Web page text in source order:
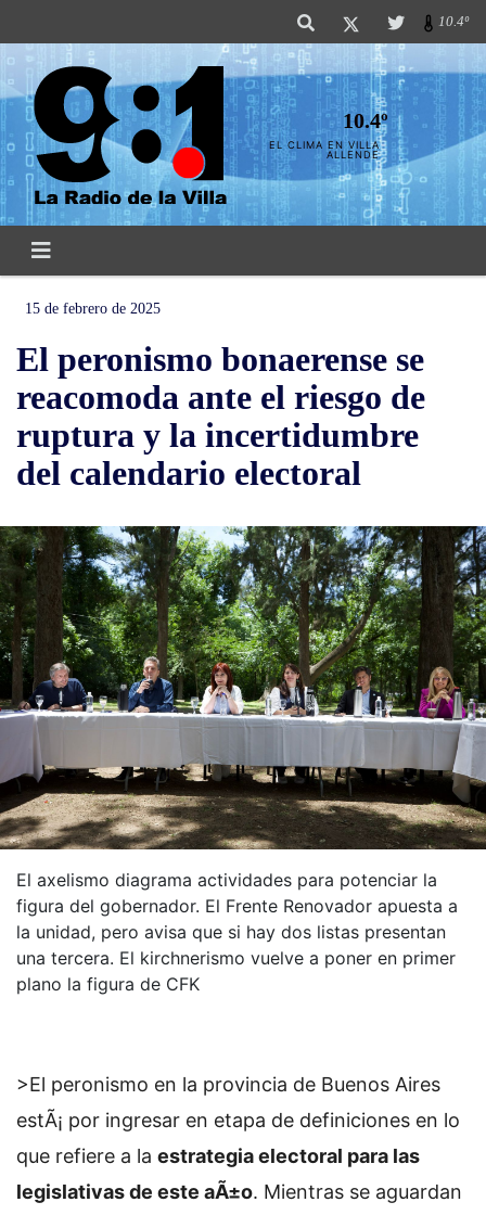
10.4º
10.4º
EL CLIMA EN VILLA
ALLENDE
15 de febrero de 2025
El peronismo bonaerense se
reacomoda ante el riesgo de
ruptura y la incertidumbre
del calendario electoral
El axelismo diagrama actividades para potenciar la
figura del gobernador. El Frente Renovador apuesta a
la unidad, pero avisa que si hay dos listas presentan
una tercera. El kirchnerismo vuelve a poner en primer
plano la figura de CFK
>El peronismo en la provincia de Buenos Aires
estÃ¡ por ingresar en etapa de definiciones en lo
que refiere a la estrategia electoral para las
legislativas de este aÃ±o. Mientras se aguardan